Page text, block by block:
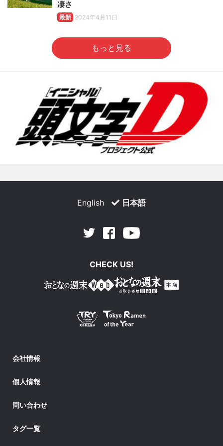
凄さ
最新 2024年4月11日
もっと見る
English 日本語
Twitter Facebook
CHECK US!
会社情報
個人情報
問い合わせ
タグ一覧